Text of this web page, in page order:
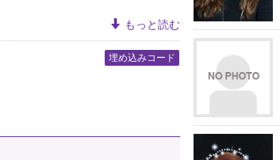
もっと読む
埋め込みコード